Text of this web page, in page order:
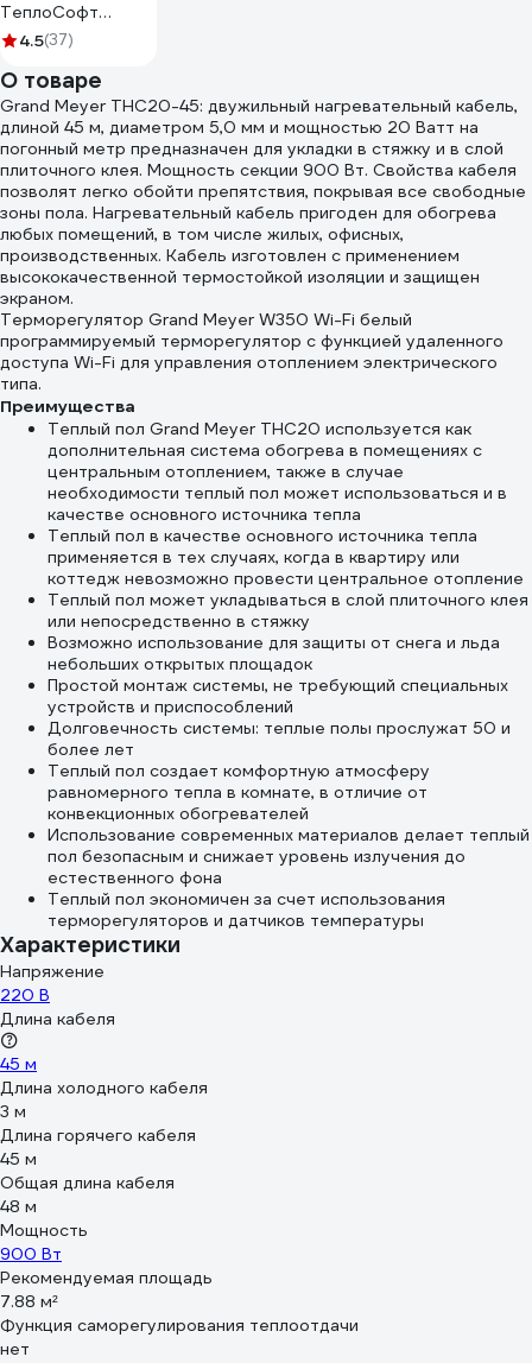
ТеплоСофт
механический RTC
4.5(37)
О товаре
Grand Meyer THC20-45: двужильный нагревательный кабель,
длиной 45 м, диаметром 5,0 мм и мощностью 20 Ватт на
погонный метр предназначен для укладки в стяжку и в слой
плиточного клея. Мощность секции 900 Вт. Свойства кабеля
позволят легко обойти препятствия, покрывая все свободные
зоны пола. Нагревательный кабель пригоден для обогрева
любых помещений, в том числе жилых, офисных,
производственных. Кабель изготовлен с применением
высококачественной термостойкой изоляции и защищен
экраном.
Терморегулятор Grand Meyer W350 Wi-Fi белый
программируемый терморегулятор с функцией удаленного
доступа Wi-Fi для управления отоплением электрического
типа.
Преимущества
Теплый пол Grand Meyer THC20 используется как
дополнительная система обогрева в помещениях с
центральным отоплением, также в случае
необходимости теплый пол может использоваться и в
качестве основного источника тепла
Теплый пол в качестве основного источника тепла
применяется в тех случаях, когда в квартиру или
коттедж невозможно провести центральное отопление
Теплый пол может укладываться в слой плиточного клея
или непосредственно в стяжку
Возможно использование для защиты от снега и льда
небольших открытых площадок
Простой монтаж системы, не требующий специальных
устройств и приспособлений
Долговечность системы: теплые полы прослужат 50 и
более лет
Теплый пол создает комфортную атмосферу
равномерного тепла в комнате, в отличие от
конвекционных обогревателей
Использование современных материалов делает теплый
пол безопасным и снижает уровень излучения до
естественного фона
Теплый пол экономичен за счет использования
терморегуляторов и датчиков температуры
Характеристики
Напряжение
220 В
Длина кабеля
45 м
Длина холодного кабеля
3 м
Длина горячего кабеля
45 м
Общая длина кабеля
48 м
Мощность
900 Вт
Рекомендуемая площадь
7.88 м²
Функция саморегулирования теплоотдачи
нет